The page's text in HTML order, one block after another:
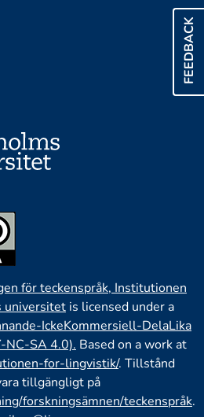
FEEDBACK
för teckenspråk, Institutionen
universitet is licensed under a
IckeKommersiell-DelaLika
NC-SA 4.0). Based on a work at
for-lingvistik/. Tillstånd
tillgängligt på
forskningsämnen/teckenspråk.